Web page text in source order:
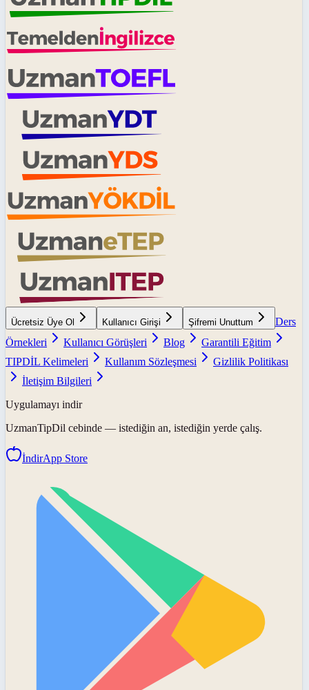
Ücretsiz Üye Ol Kullanıcı Girişi Şifremi Unuttum
Ders
Örnekleri
Kullanıcı Görüşleri Blog
Garantili Eğitim
TIPDİL Kelimeleri
Kullanım Sözleşmesi
Gizlilik Politikası
İletişim Bilgileri
Uygulamayı indir
UzmanTipDil cebinde — istediğin an, istediğin yerde çalış.
İndirApp Store